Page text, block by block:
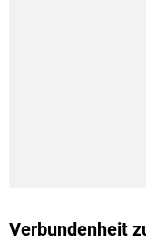
Verbundenheit